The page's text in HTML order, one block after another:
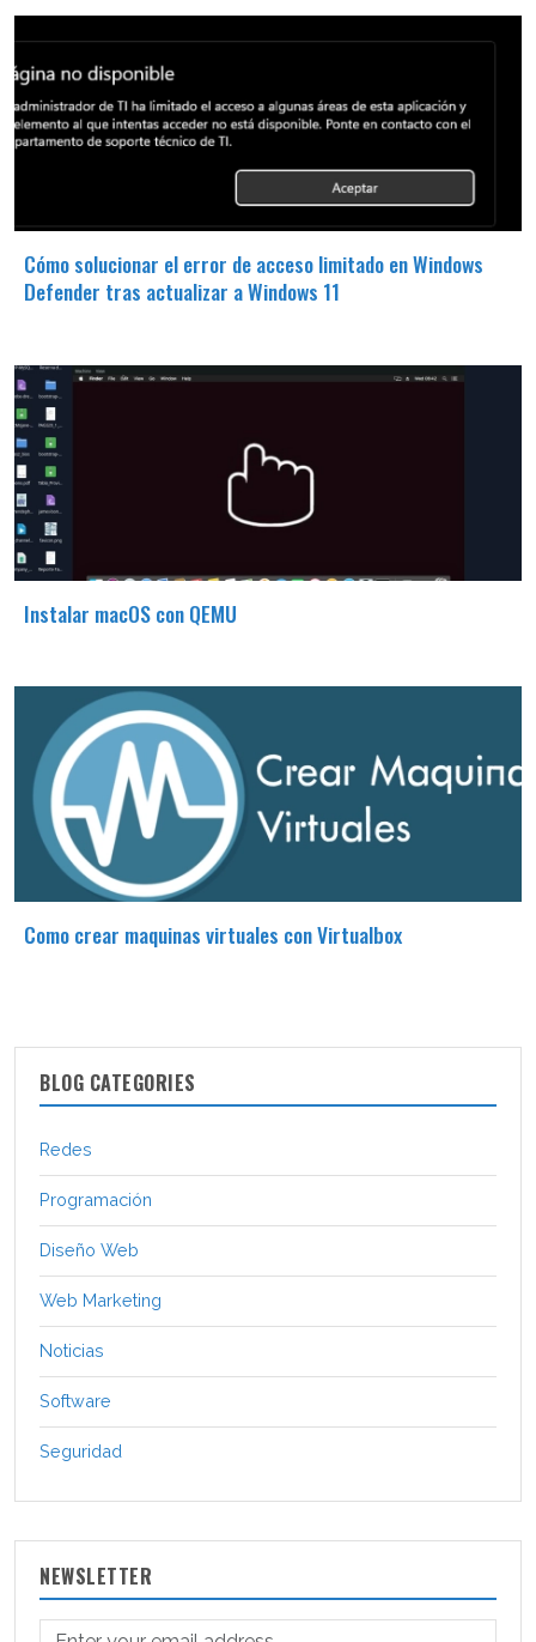
Cómo solucionar el error de acceso limitado en Windows
Defender tras actualizar a Windows 11
Instalar macOS con QEMU
Como crear maquinas virtuales con Virtualbox
BLOG CATEGORIES
Redes
Programación
Diseño Web
Web Marketing
Noticias
Software
Seguridad
NEWSLETTER